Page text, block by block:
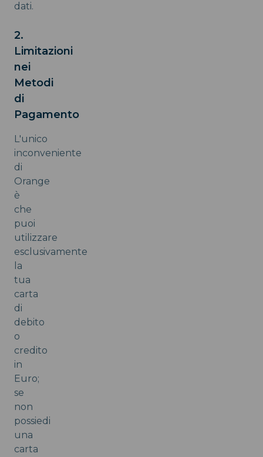
dati.
2.
Limitazioni
nei
Metodi
di
Pagamento
L'unico
inconveniente
di
Orange
è
che
puoi
utilizzare
esclusivamente
la
tua
carta
di
debito
o
credito
in
Euro;
se
non
possiedi
una
carta